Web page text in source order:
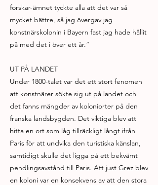
forskar-ämnet tyckte alla att det var så
mycket bättre, så jag övergav jag
konstnärskolonin i Bayern fast jag hade hållit
på med det i över ett år.”
UT PÅ LANDET
Under 1800-talet var det ett stort fenomen
att konstnärer sökte sig ut på landet och
det fanns mängder av koloniorter på den
franska landsbygden. Det viktiga blev att
hitta en ort som låg tillräckligt långt ifrån
Paris för att undvika den turistiska känslan,
samtidigt skulle det ligga på ett bekvämt
pendlingsavstånd till Paris. Att just Grez blev
en koloni var en konsekvens av att den stora